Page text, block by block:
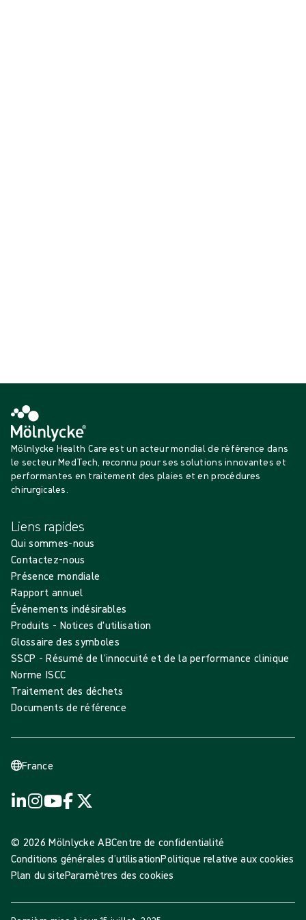
Mölnlycke Health Care est un acteur mondial de référence dans
le secteur MedTech, reconnu pour ses solutions innovantes et
performantes en traitement des plaies et en procédures
chirurgicales.
Liens rapides
Qui sommes-nous
Contactez-nous
Présence mondiale
Rapport annuel
Événements indésirables
Produits - Notices d'utilisation
Glossaire des symboles
SSCP - Résumé de l’innocuité et de la performance clinique
Norme ISCC
Traitement des déchets
Documents de référence
France
© 2026 Mölnlycke ABCentre de confidentialité
Conditions générales d’utilisationPolitique relative aux cookies
Plan du siteParamètres des cookies